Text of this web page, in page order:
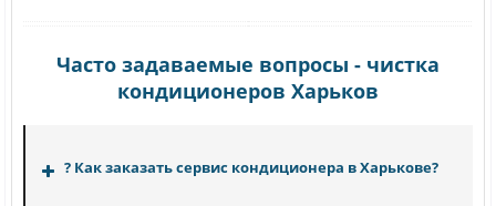
Часто задаваемые вопросы - чистка
кондиционеров Харьков
? Как заказать сервис кондиционера в Харькове?